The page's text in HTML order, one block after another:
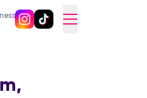
Sigue @elrowofficial en
Sigue @elrowofficial en
SWITCH TO ENGLISH
2026